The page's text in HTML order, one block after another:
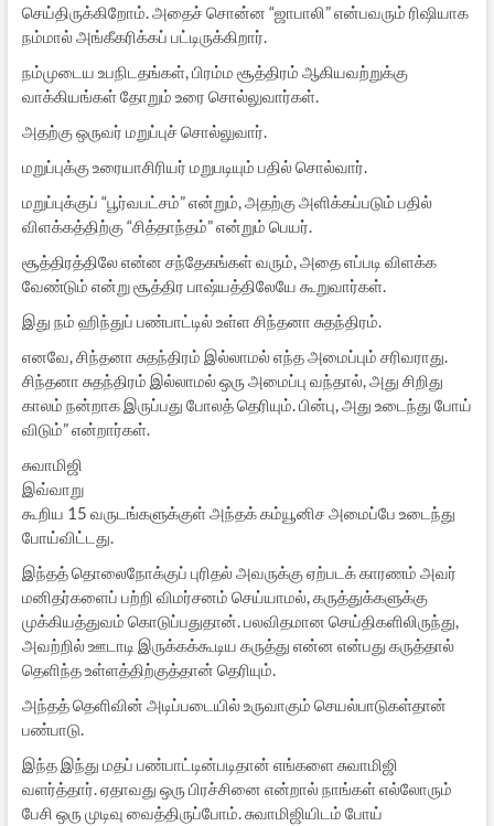
செய்திருக்கிறோம். அதைச் சொன்ன “ஜாபாலி” என்பவரும் ரிஷியாக
நம்மால் அங்கீகரிக்கப் பட்டிருக்கிறார்.
நம்முடைய உபநிடதங்கள், பிரம்ம சூத்திரம் ஆகியவற்றுக்கு
வாக்கியங்கள் தோறும் உரை சொல்லுவார்கள்.
அதற்கு ஒருவர் மறுப்புச் சொல்லுவார்.
மறுப்புக்கு உரையாசிரியர் மறுபடியும் பதில் சொல்வார்.
மறுப்புக்குப் “பூர்வபட்சம்” என்றும், அதற்கு அளிக்கப்படும் பதில்
விளக்கத்திற்கு “சித்தாந்தம்” என்றும் பெயர்.
சூத்திரத்திலே என்ன சந்தேகங்கள் வரும், அதை எப்படி விளக்க
வேண்டும் என்று சூத்திர பாஷ்யத்திலேயே கூறுவார்கள்.
இது நம் ஹிந்துப் பண்பாட்டில் உள்ள சிந்தனா சுதந்திரம்.
எனவே, சிந்தனா சுதந்திரம் இல்லாமல் எந்த அமைப்பும் சரிவராது.
சிந்தனா சுதந்திரம் இல்லாமல் ஒரு அமைப்பு வந்தால், அது சிறிது
காலம் நன்றாக இருப்பது போலத் தெரியும். பின்பு, அது உடைந்து போய்
விடும்” என்றார்கள்.
சுவாமிஜி
இவ்வாறு
கூறிய 15 வருடங்களுக்குள் அந்தக் கம்யூனிச அமைப்பே உடைந்து
போய்விட்டது.
இந்தத் தொலைநோக்குப் புரிதல் அவருக்கு ஏற்படக் காரணம் அவர்
மனிதர்களைப் பற்றி விமர்சனம் செய்யாமல், கருத்துக்களுக்கு
முக்கியத்துவம் கொடுப்பதுதான். பலவிதமான செய்திகளிலிருந்து,
அவற்றில் ஊடாடி இருக்கக்கூடிய கருத்து என்ன என்பது கருத்தால்
தெளிந்த உள்ளத்திற்குத்தான் தெரியும்.
அந்தத் தெளிவின் அடிப்படையில் உருவாகும் செயல்பாடுகள்தான்
பண்பாடு.
இந்த இந்து மதப் பண்பாட்டின்படிதான் எங்களை சுவாமிஜி
வளர்த்தார். ஏதாவது ஒரு பிரச்சினை என்றால் நாங்கள் எல்லோரும்
பேசி ஒரு முடிவு வைத்திருப்போம். சுவாமிஜியிடம் போய்